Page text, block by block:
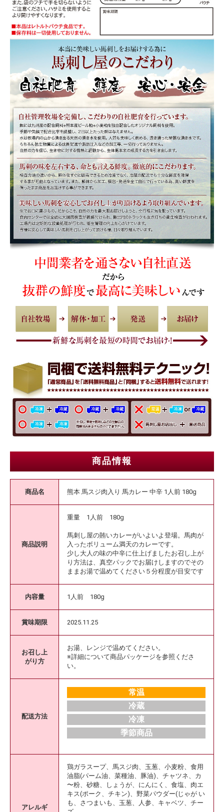
商品情報
商品名 熊本 馬スジ肉入り 馬カレー 中辛 1人前 180g
商品説明
重量 1人前 180g
馬刺し屋の賄いカレーがいよいよ登場。馬肉が
入ったボリューム満天のカレーです。
少し大人の味の中辛に仕上げましたお召し上が
り方法は、真空パックでお届けしますのでその
ままお湯で温めてください５分程度が目安です
内容量 1人前 180g
賞味期限 2025.11.25
お召し上
がり方
お湯、レンジで温めてください。
※詳細について商品パッケージを参照くださ
い。
配送方法
常温
冷蔵
冷凍
季節商品
アレルギ
鶏ガラスープ、馬スジ肉、玉葱、小麦粉、食用
油脂(パーム油、菜種油、豚油)、チャツネ、カ
〜粉、砂糖、しょうが、にんにく、食塩、肉エ
キス(ポーク、チキン)、野菜パウダー(じゃが い
も、さつまいも、玉葱、人参、キャベツ、チー